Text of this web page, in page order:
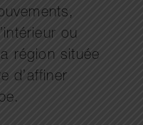
ou
région située
d’affiner